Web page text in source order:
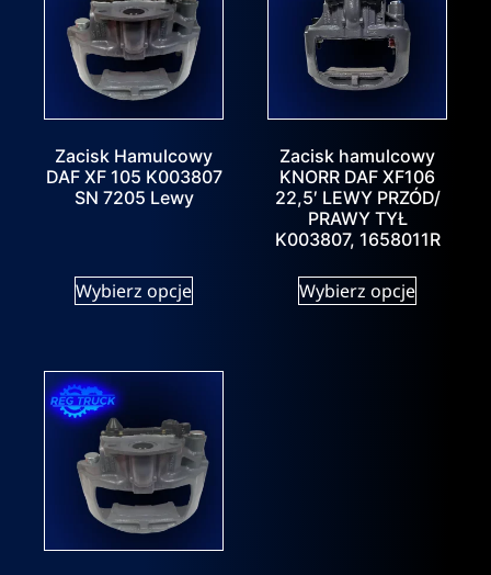
Zacisk Hamulcowy
DAF XF 105 K003807
SN 7205 Lewy
Wybierz opcje
Zacisk hamulcowy
KNORR DAF XF106
22,5′ LEWY PRZÓD/
PRAWY TYŁ
K003807, 1658011R
Wybierz opcje